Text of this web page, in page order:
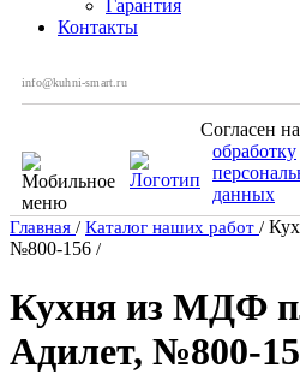
Гарантия
Контакты
info@kuhni-smart.ru
Согласен на
обработку
данных
Главная / Каталог наших работ /
№800-156 /
Кухня из МДФ
Адилет, №800-